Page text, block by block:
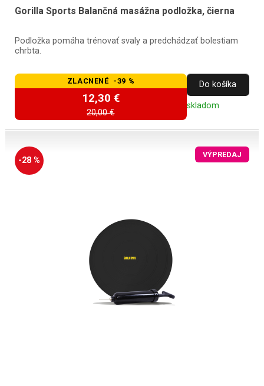
Gorilla Sports Balančná masážna podložka, čierna
Podložka pomáha trénovať svaly a predchádzať bolestiam
chrbta.
ZLACNENÉ -39 %
12,30 €
20,00 €
Do košíka
skladom
-28 %
VÝPREDAJ